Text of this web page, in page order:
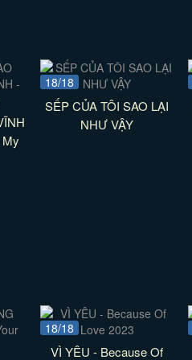
18/18
SẾP CỦA TÔI SAO LẠI
NHƯ VẬY
18/18
VÌ YÊU - Because Of